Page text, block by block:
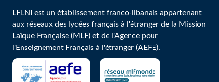
LFLNI est un établissement franco-libanais appartenant
aux réseaux des lycées français à l'étranger de la Mission
Laïque Française (MLF) et de l'Agence pour
l'Enseignement Français à l'étranger (AEFE).